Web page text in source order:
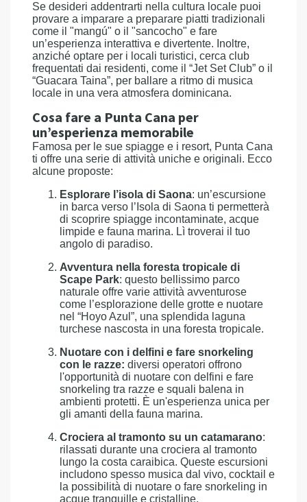
Se desideri addentrarti nella cultura locale puoi
provare a imparare a preparare piatti tradizionali
come il "mangú" o il "sancocho" e fare
un’esperienza interattiva e divertente. Inoltre,
anziché optare per i locali turistici, cerca club
frequentati dai residenti, come il “Jet Set Club” o il
“Guacara Taina”, per ballare a ritmo di musica
locale in una vera atmosfera dominicana.
Cosa fare a Punta Cana per
un’esperienza memorabile
Famosa per le sue spiagge e i resort, Punta Cana
ti offre una serie di attività uniche e originali. Ecco
alcune proposte:
Esplorare l’isola di Saona: un’escursione
in barca verso l’Isola di Saona ti permetterà
di scoprire spiagge incontaminate, acque
limpide e fauna marina. Lì troverai il tuo
angolo di paradiso.
Avventura nella foresta tropicale di
Scape Park: questo bellissimo parco
naturale offre varie attività avventurose
come l’esplorazione delle grotte e nuotare
nel “Hoyo Azul”, una splendida laguna
turchese nascosta in una foresta tropicale.
Nuotare con i delfini e fare snorkeling
con le razze: diversi operatori offrono
l'opportunità di nuotare con delfini e fare
snorkeling tra razze e squali balena in
ambienti protetti. È un'esperienza unica per
gli amanti della fauna marina.
Crociera al tramonto su un catamarano:
rilassati durante una crociera al tramonto
lungo la costa caraibica. Queste escursioni
includono spesso musica dal vivo, cocktail e
la possibilità di nuotare o fare snorkeling in
acque tranquille e cristalline.